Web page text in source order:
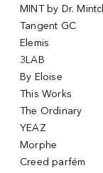
MINT by Dr.
Tangent GC
Elemis
3LAB
By Eloise
This Works
The Ordinary
YEAZ
Morphe
Creed parfém